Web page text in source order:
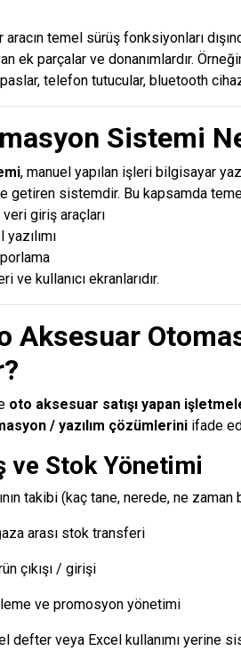
aracın temel sürüş fonksiyonları
ek parçalar ve donanımlardır.
telefon tutucular, bluetooth
Sistemi
, manuel yapılan işleri bilgisayar
getiren sistemdir. Bu kapsamda
giriş araçları
kullanıcı ekranlarıdır.
Aksesuar
oto aksesuar satışı yapan
/ yazılım çözümleriniifade
ve Stok Yönetimi
takibi (kaç tane, nerede, ne zaman
arası stok transferi
çıkışı / girişi
ve promosyon yönetimi
defter veya Excel kullanımı yerine